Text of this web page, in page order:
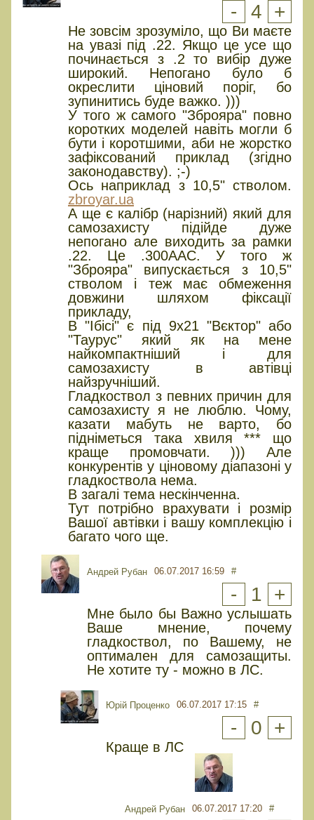
- 4 +
Не зовсім зрозуміло, що Ви маєте
на увазі під .22. Якщо це усе що
починається з .2 то вибір дуже
широкий. Непогано було б
окреслити ціновий поріг, бо
зупинитись буде важко. )))
У того ж самого "Зброяра" повно
коротких моделей навіть могли б
бути і коротшими, аби не жорстко
зафіксований приклад (згідно
законодавству). ;-)
Ось наприклад з 10,5" стволом.
zbroyar.ua
А ще є калібр (нарізний) який для
самозахисту підійде дуже
непогано але виходить за рамки
.22. Це .300ААС. У того ж
"Зброяра" випускається з 10,5"
стволом і теж має обмеження
довжини шляхом фіксації
прикладу,
В "Ібісі" є під 9х21 "Вєктор" або
"Таурус" який як на мене
найкомпактніший і для
самозахисту в автівці
найзручніший.
Гладкоствол з певних причин для
самозахисту я не люблю. Чому,
казати мабуть не варто, бо
підніметься така хвиля *** що
краще промовчати. ))) Але
конкурентів у ціновому діапазоні у
гладкоствола нема.
В загалі тема нескінченна.
Тут потрібно врахувати і розмір
Вашої автівки і вашу комплекцію і
багато чого ще.
Андрей Рубан 06.07.2017 16:59 #
- 1 +
Мне было бы Важно услышать
Ваше мнение, почему
гладкоствол, по Вашему, не
оптимален для самозащиты.
Не хотите ту - можно в ЛС.
Юрiй Проценко 06.07.2017 17:15 #
- 0 +
Краще в ЛС
Андрей Рубан 06.07.2017 17:20 #